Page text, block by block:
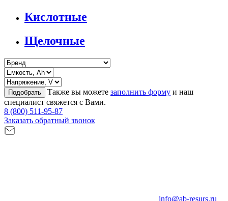
Кислотные
Щелочные
Подобрать Также вы можете заполнить форму и наш
специалист свяжется с Вами.
8 (800) 511-95-87
Заказать обратный звонок
info@ab-resurs.ru